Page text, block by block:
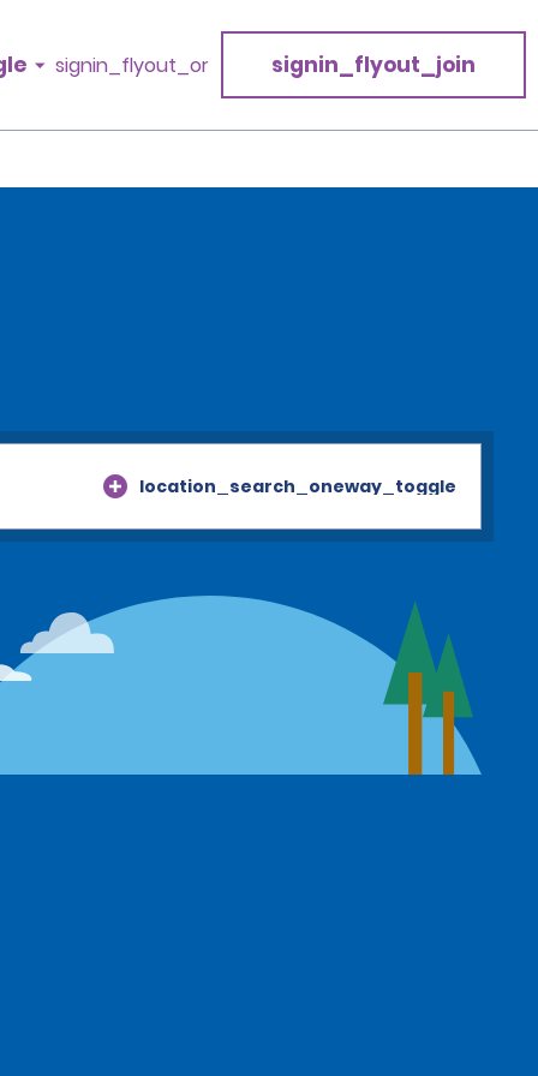
signin_flyout_or signin_flyout_join
location_search_oneway_toggle